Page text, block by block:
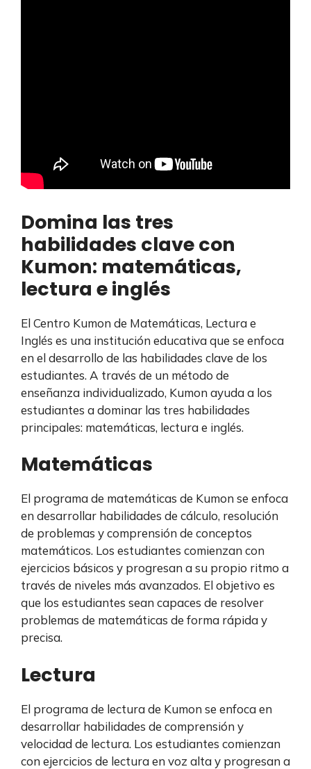
Domina las tres
habilidades clave con
Kumon: matemáticas,
lectura e inglés
El Centro Kumon de Matemáticas, Lectura e
Inglés es una institución educativa que se enfoca
en el desarrollo de las habilidades clave de los
estudiantes. A través de un método de
enseñanza individualizado, Kumon ayuda a los
estudiantes a dominar las tres habilidades
principales: matemáticas, lectura e inglés.
Matemáticas
El programa de matemáticas de Kumon se enfoca
en desarrollar habilidades de cálculo, resolución
de problemas y comprensión de conceptos
matemáticos. Los estudiantes comienzan con
ejercicios básicos y progresan a su propio ritmo a
través de niveles más avanzados. El objetivo es
que los estudiantes sean capaces de resolver
problemas de matemáticas de forma rápida y
precisa.
Lectura
El programa de lectura de Kumon se enfoca en
desarrollar habilidades de comprensión y
velocidad de lectura. Los estudiantes comienzan
con ejercicios de lectura en voz alta y progresan a